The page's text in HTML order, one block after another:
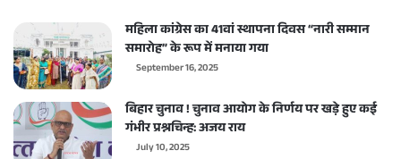
महिला कांग्रेस का 41वां स्थापना दिवस “नारी सम्मान
समारोह” के रूप में मनाया गया
September 16, 2025
बिहार चुनाव ! चुनाव आयोग के निर्णय पर खड़े हुए कई
गंभीर प्रश्नचिन्ह: अजय राय
July 10, 2025